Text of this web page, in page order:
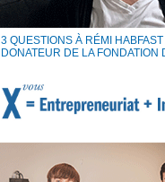
3 QUESTIONS À RÉMI
DONATEUR DE LA FONDATION